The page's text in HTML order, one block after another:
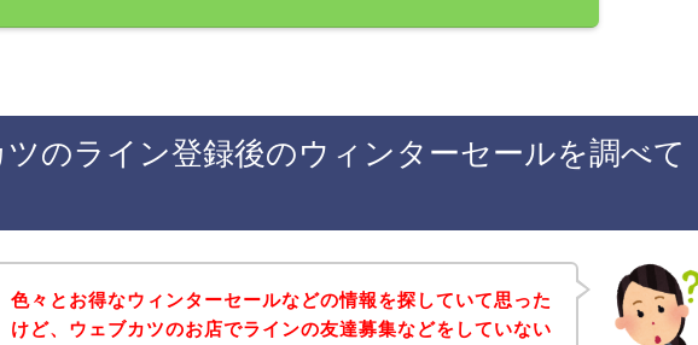
ツのライン登録後のウィンターセールを調べて
色々とお得なウィンターセールなどの情報を探していて思った
けど、ウェブカツのお店でラインの友達募集などをしていない